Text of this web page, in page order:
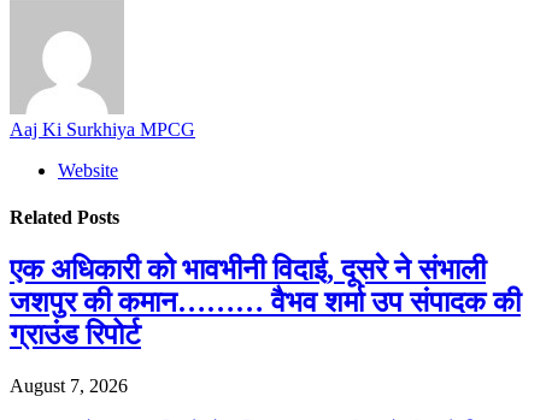
Aaj Ki Surkhiya MPCG
Website
Related Posts
एक अधिकारी को भावभीनी विदाई, दूसरे ने संभाली
जशपुर की कमान……… वैभव शर्मा उप संपादक की
ग्राउंड रिपोर्ट
August 7, 2026